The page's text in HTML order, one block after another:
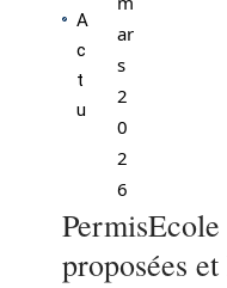
A
c
t
u
ar
s
2
0
2
6
proposées